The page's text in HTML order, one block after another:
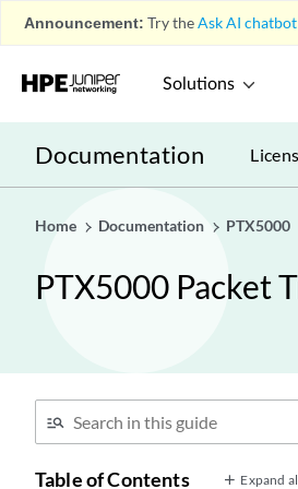
Announcement: Try theAsk AI chatbot
Solutions
Documentation
Home Documentation PTX5000
PTX5000 Packet
Table of Contents Expand